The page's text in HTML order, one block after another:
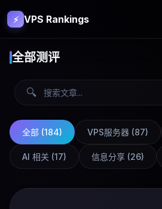
⚡ VPS Rankings
全部测评
🔍
全部 (184) VPS服务器 (87)
AI 相关 (17) 信息分享 (26)